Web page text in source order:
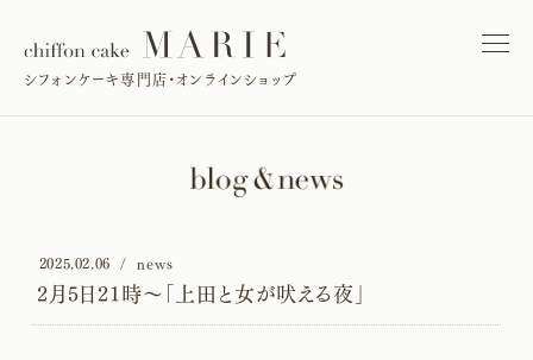
シフォンケーキ専門店・オンラインショップ
2025.02.06 news
2月5日21時〜「上田と女が吠える夜」